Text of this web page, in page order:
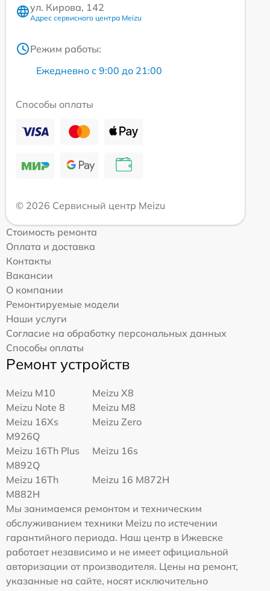
ул. Кирова, 142
Адрес сервисного центра Meizu
Режим работы:
Ежедневно с 9:00 до 21:00
Способы оплаты
© 2026 Сервисный центр Meizu
Стоимость ремонта
Оплата и доставка
Контакты
Вакансии
О компании
Ремонтируемые модели
Наши услуги
Согласие на обработку персональных данных
Способы оплаты
Ремонт устройств
Meizu M10
Meizu X8
Meizu Note 8
Meizu M8
Meizu 16Xs
M926Q
Meizu Zero
Meizu 16Th Plus
M892Q
Meizu 16s
Meizu 16Th
M882H
Meizu 16 M872H
Мы занимаемся ремонтом и техническим
обслуживанием техники Meizu по истечении
гарантийного периода. Наш центр в Ижевске
работает независимо и не имеет официальной
авторизации от производителя. Цены на ремонт,
указанные на сайте, носят исключительно